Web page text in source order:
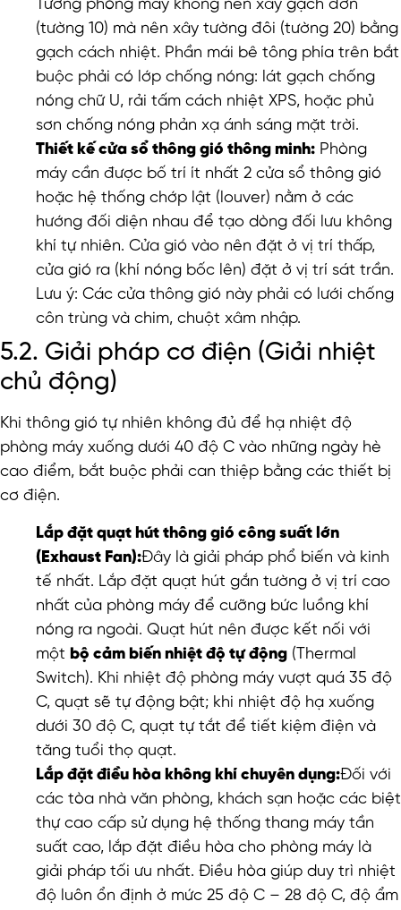
Tường phòng máy không nên xây gạch đơn
(tường 10) mà nên xây tường đôi (tường 20) bằng
gạch cách nhiệt. Phần mái bê tông phía trên bắt
buộc phải có lớp chống nóng: lát gạch chống
nóng chữ U, rải tấm cách nhiệt XPS, hoặc phủ
sơn chống nóng phản xạ ánh sáng mặt trời.
Thiết kế cửa sổ thông gió thông minh: Phòng
máy cần được bố trí ít nhất 2 cửa sổ thông gió
hoặc hệ thống chớp lật (louver) nằm ở các
hướng đối diện nhau để tạo dòng đối lưu không
khí tự nhiên. Cửa gió vào nên đặt ở vị trí thấp,
cửa gió ra (khí nóng bốc lên) đặt ở vị trí sát trần.
Lưu ý: Các cửa thông gió này phải có lưới chống
côn trùng và chim, chuột xâm nhập.
5.2. Giải pháp cơ điện (Giải nhiệt
chủ động)
Khi thông gió tự nhiên không đủ để hạ nhiệt độ
phòng máy xuống dưới 40 độ C vào những ngày hè
cao điểm, bắt buộc phải can thiệp bằng các thiết bị
cơ điện.
Lắp đặt quạt hút thông gió công suất lớn
(Exhaust Fan):Đây là giải pháp phổ biến và kinh
tế nhất. Lắp đặt quạt hút gắn tường ở vị trí cao
nhất của phòng máy để cưỡng bức luồng khí
nóng ra ngoài. Quạt hút nên được kết nối với
một bộ cảm biến nhiệt độ tự động (Thermal
Switch). Khi nhiệt độ phòng máy vượt quá 35 độ
C, quạt sẽ tự động bật; khi nhiệt độ hạ xuống
dưới 30 độ C, quạt tự tắt để tiết kiệm điện và
tăng tuổi thọ quạt.
Lắp đặt điều hòa không khí chuyên dụng:Đối với
các tòa nhà văn phòng, khách sạn hoặc các biệt
thự cao cấp sử dụng hệ thống thang máy tần
suất cao, lắp đặt điều hòa cho phòng máy là
giải pháp tối ưu nhất. Điều hòa giúp duy trì nhiệt
độ luôn ổn định ở mức 25 độ C – 28 độ C, độ ẩm